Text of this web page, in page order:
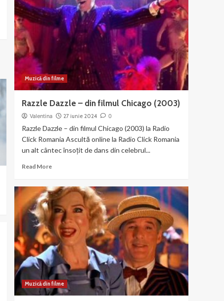
muzica
si
dans
din
Chicago
Muzică din filme
Razzle Dazzle – din filmul Chicago (2003)
Valentina 27 iunie 2024 0
Razzle Dazzle – din filmul Chicago (2003) la Radio
Click Romania Ascultă online la Radio Click Romania
un alt cântec însoțit de dans din celebrul...
Read MoreRead
Razzle
Dazzle
–
din
filmul
Chicago
(2003)
Muzică din filme